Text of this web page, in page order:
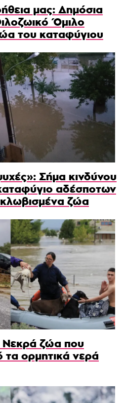
μας: Δημόσια
Όμιλο
του καταφύγιου
Σήμα κινδύνου
αδέσποτων
ζώα
Νεκρά ζώα που
ορμητικά νερά